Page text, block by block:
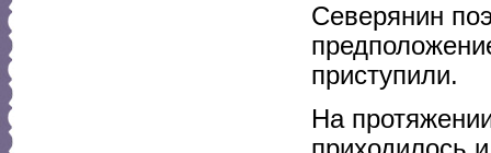
Северянин
приступили.
На